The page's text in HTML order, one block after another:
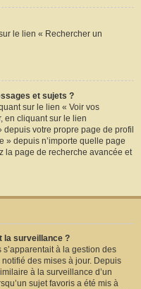
le lien « Rechercher un
et sujets ?
sur le lien « Voir vos
en cliquant sur le lien
votre propre page de profil
» depuis n’importe quelle page
la page de recherche avancée et
la surveillance ?
à la gestion des
des mises à jour. Depuis
à la surveillance d’un
sujet favoris a été mis à